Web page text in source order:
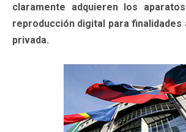
claramente adquieren los
reproducción digital para finalidades
privada.